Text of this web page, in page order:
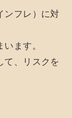
ンフレ）に対
ます。
て、リスクを